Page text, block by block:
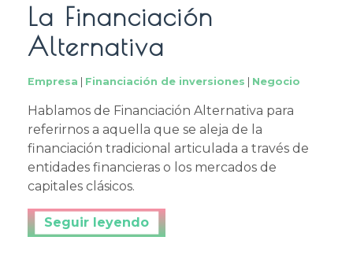
La Financiación
Alternativa
Empresa Financiación de inversiones Negocio
Hablamos de Financiación Alternativa para
referirnos a aquella que se aleja de la
financiación tradicional articulada a través de
entidades financieras o los mercados de
capitales clásicos.
Continuar leyendo